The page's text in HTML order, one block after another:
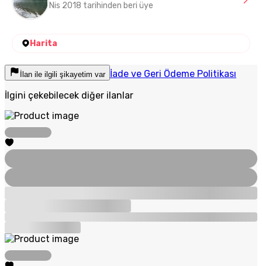
Nis 2018 tarihinden beri üye
Harita
İlan ile ilgili şikayetim var İade ve Geri Ödeme Politikası
İlgini çekebilecek diğer ilanlar